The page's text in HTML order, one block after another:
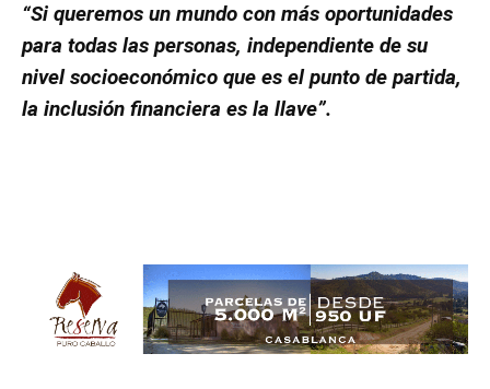
“Si queremos un mundo con más oportunidades
para todas las personas, independiente de su
nivel socioeconómico que es el punto de partida,
la inclusión financiera es la llave”.